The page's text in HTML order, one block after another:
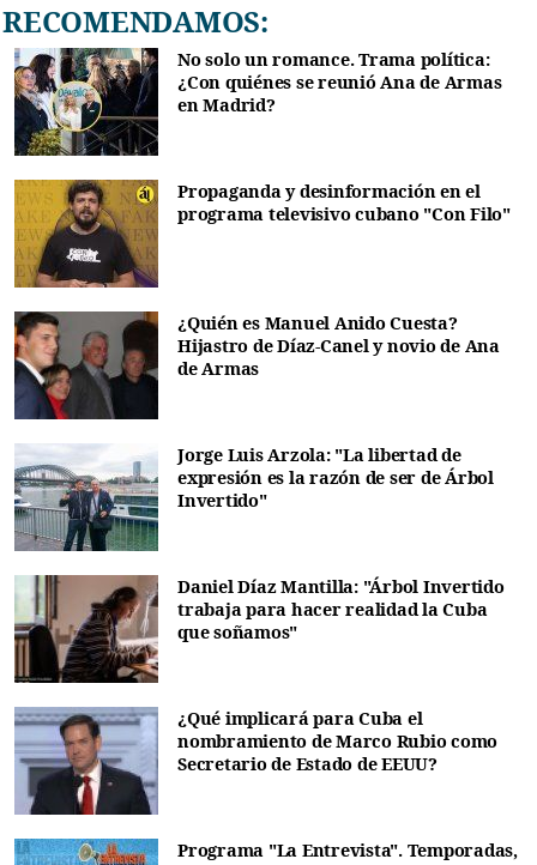
RECOMENDAMOS:
No solo un romance. Trama política:
¿Con quiénes se reunió Ana de Armas
en Madrid?
Propaganda y desinformación en el
programa televisivo cubano "Con Filo"
¿Quién es Manuel Anido Cuesta?
Hijastro de Díaz-Canel y novio de Ana
de Armas
Jorge Luis Arzola: "La libertad de
expresión es la razón de ser de Árbol
Invertido"
Daniel Díaz Mantilla: "Árbol Invertido
trabaja para hacer realidad la Cuba
que soñamos"
¿Qué implicará para Cuba el
nombramiento de Marco Rubio como
Secretario de Estado de EEUU?
Programa "La Entrevista". Temporadas,